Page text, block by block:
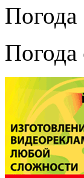
Погода
Погода